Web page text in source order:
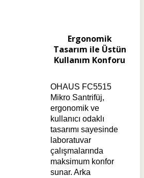
Ergonomik
Tasarım ile Üstün
Kullanım Konforu
OHAUS FC5515
Mikro Santrifüj,
ergonomik ve
kullanıcı odaklı
tasarımı sayesinde
laboratuvar
çalışmalarında
maksimum konfor
sunar. Arka